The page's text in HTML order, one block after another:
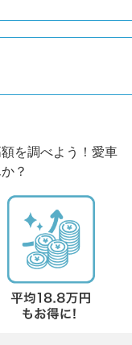
を調べよう！愛車
？